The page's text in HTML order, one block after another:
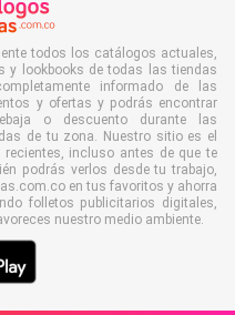
todos los catálogos actuales,
y lookbooks de todas las tiendas
informado de las
y ofertas y podrás encontrar
o descuento durante las
de tu zona. Nuestro sitio es el
incluso antes de que te
podrás verlos desde tu trabajo,
en tus favoritos y ahorra
folletos publicitarios digitales,
nuestro medio ambiente.